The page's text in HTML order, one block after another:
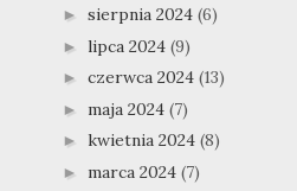
► sierpnia 2024 (6)
► lipca 2024 (9)
► czerwca 2024 (13)
► maja 2024 (7)
► kwietnia 2024 (8)
► marca 2024 (7)